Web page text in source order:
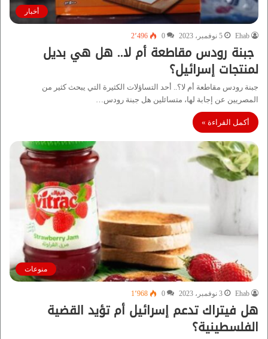
أخبار
Ehab 5 نوفمبر، 2023 0 2٬496
جبنة رودس مقاطعة أم لا.. هل هي بديل
لمنتجات إسرائيل؟
جبنة رودس مقاطعة أم لا؟.. أحد التساؤلات الكثيرة التي يبحث كثير من
المصريين عن إجابة لها، متسائلين هل جبنة رودس…
أكمل القراءة »
منوعات
Ehab 3 نوفمبر، 2023 0 1٬968
هل فيتراك تدعم إسرائيل أم تؤيد القضية
الفلسطينية؟